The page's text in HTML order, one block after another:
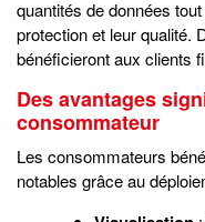
quantités de données
protection et leur qualité.
bénéficieront aux clients
Des avantages
consommateur
Les consommateurs
notables grâce au